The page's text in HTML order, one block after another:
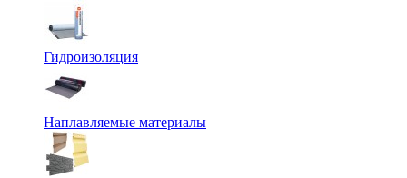
Гидроизоляция
Наплавляемые материалы